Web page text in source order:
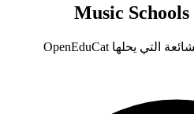
عقبات campus management الشائعة التي يحلها OpenEduCat